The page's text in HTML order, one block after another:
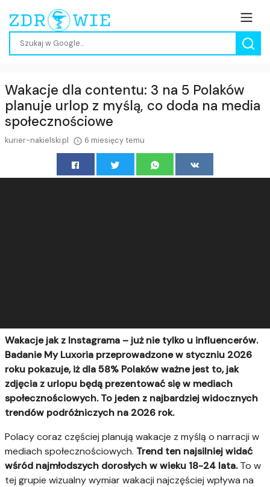
Wakacje dla contentu: 3 na 5 Polaków
planuje urlop z myślą, co doda na media
społecznościowe
kurier-nakielski.pl 6 miesięcy temu
Wakacje jak z Instagrama – już nie tylko u influencerów.
Badanie My Luxoria przeprowadzone w styczniu 2026
roku pokazuje, iż dla 58% Polaków ważne jest to, jak
zdjęcia z urlopu będą prezentować się w mediach
społecznościowych. To jeden z najbardziej widocznych
trendów podróżniczych na 2026 rok.
Polacy coraz częściej planują wakacje z myślą o narracji w
mediach społecznościowych. Trend ten najsilniej widać
wśród najmłodszych dorosłych w wieku 18-24 lata.To w
tej grupie wizualny wymiar wakacji najczęściej wpływa na